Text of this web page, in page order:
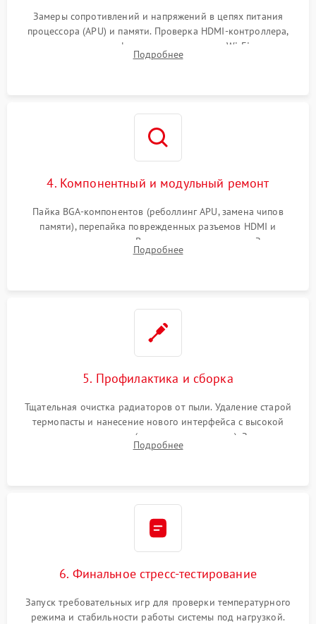
Замеры сопротивлений и напряжений в цепях питания
процессора (APU) и памяти. Проверка HDMI-контроллера,
микросхем флеш-памяти и модуля Wi-Fi
Подробнее
4. Компонентный и модульный ремонт
Пайка BGA-компонентов (реболлинг APU, замена чипов
памяти), перепайка поврежденных разъемов HDMI и
контроллеров питания. Восстановление дорожек. Замена
неисправного жесткого диска, SSD или лазерной головки
Подробнее
5. Профилактика и сборка
Тщательная очистка радиаторов от пыли. Удаление старой
термопасты и нанесение нового интерфейса с высокой
теплопроводностью (или жидкого металла). Замена
термопрокладок. Аккуратная сборка консоли и подключение
Подробнее
6. Финальное стресс-тестирование
Запуск требовательных игр для проверки температурного
режима и стабильности работы системы под нагрузкой.